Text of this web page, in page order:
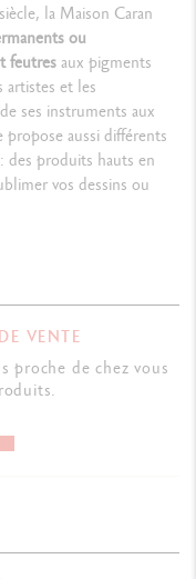
la Maison Caran
ou
feutresaux pigments
artistes et les
ses instruments aux
propose aussi différents
: des produits hauts en
vos dessins ou
permanents
sont conçus en bois de
les crayons issus de la
ou architectes. Le
de choix pour les
VENTE
proche de chez vous